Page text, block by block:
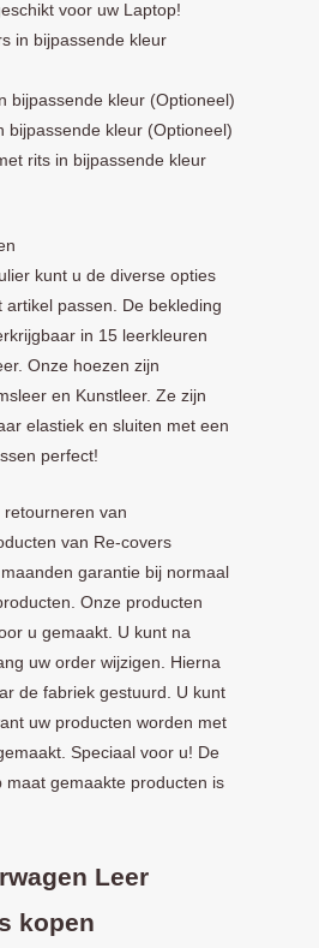
voor uw Laptop!
in bijpassende kleur
bijpassende kleur (Optioneel)
bijpassende kleur (Optioneel)
rits in bijpassende kleur
kunt u de diverse opties
artikel passen. De bekleding
in 15 leerkleuren
Onze hoezen zijn
en Kunstleer. Ze zijn
elastiek en sluiten met een
perfect!
van
van Re-covers
garantie bij normaal
Onze producten
u gemaakt. U kunt na
uw order wijzigen. Hierna
de fabriek gestuurd. U kunt
uw producten worden met
Speciaal voor u! De
maat gemaakte producten is
Leer
kopen